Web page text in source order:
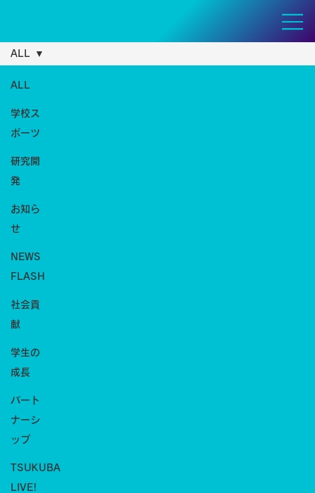
ALL
学校ス
ポーツ
研究開
発
お知ら
せ
NEWS
FLASH
社会貢
献
学生の
成長
パート
ナーシ
ップ
TSUKUBA
LIVE!
ALL